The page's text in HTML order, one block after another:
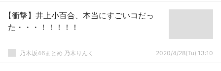
【衝撃】井上小百合、本当にすごいコだっ
た・・・！！！！！
乃木坂46まとめ 乃木りんく 2020/4/28(Tu) 13:10